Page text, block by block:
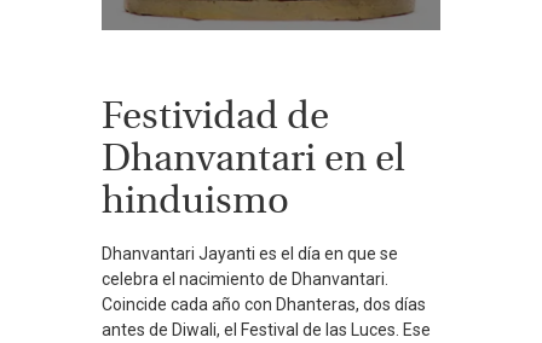
Festividad de
Dhanvantari en el
hinduismo
Dhanvantari Jayanti es el día en que se
celebra el nacimiento de Dhanvantari.
Coincide cada año con Dhanteras, dos días
antes de Diwali, el Festival de las Luces. Ese